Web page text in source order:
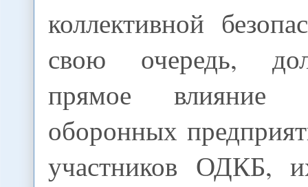
коллективной
свою очередь,
прямое влияние
оборонных
участников ОДКБ,